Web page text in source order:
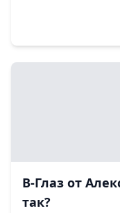
В-Глаз от
так?